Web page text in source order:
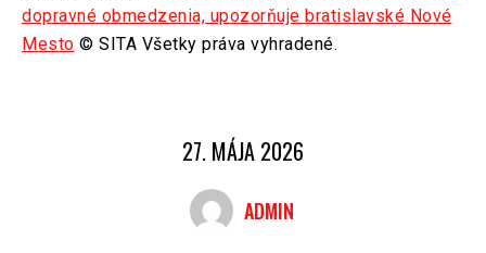
dopravné obmedzenia, upozorňuje bratislavské Nové
Mesto © SITA Všetky práva vyhradené.
27. MÁJA 2026
ADMIN